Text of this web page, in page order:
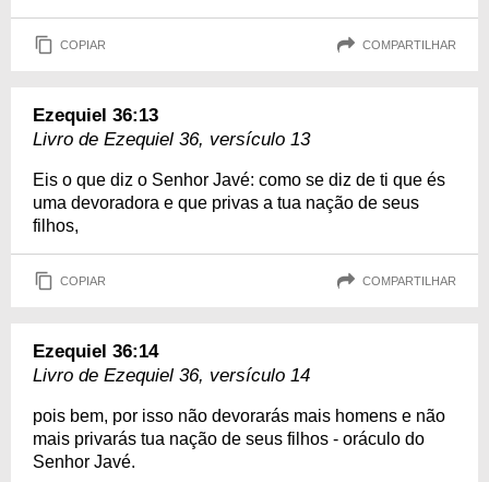
COPIAR COMPARTILHAR
Ezequiel 36:13
Livro de Ezequiel 36, versículo 13
Eis o que diz o Senhor Javé: como se diz de ti que és
uma devoradora e que privas a tua nação de seus
filhos,
COPIAR COMPARTILHAR
Ezequiel 36:14
Livro de Ezequiel 36, versículo 14
pois bem, por isso não devorarás mais homens e não
mais privarás tua nação de seus filhos - oráculo do
Senhor Javé.